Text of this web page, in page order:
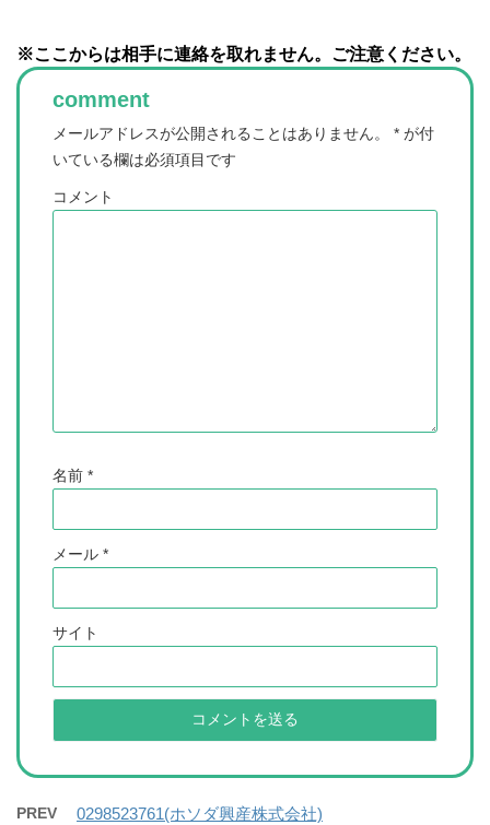
※ここからは相手に連絡を取れません。ご注意ください。
comment
メールアドレスが公開されることはありません。 * が付
いている欄は必須項目です
コメント
名前 *
メール *
サイト
PREV 0298523761(ホソダ興産株式会社)